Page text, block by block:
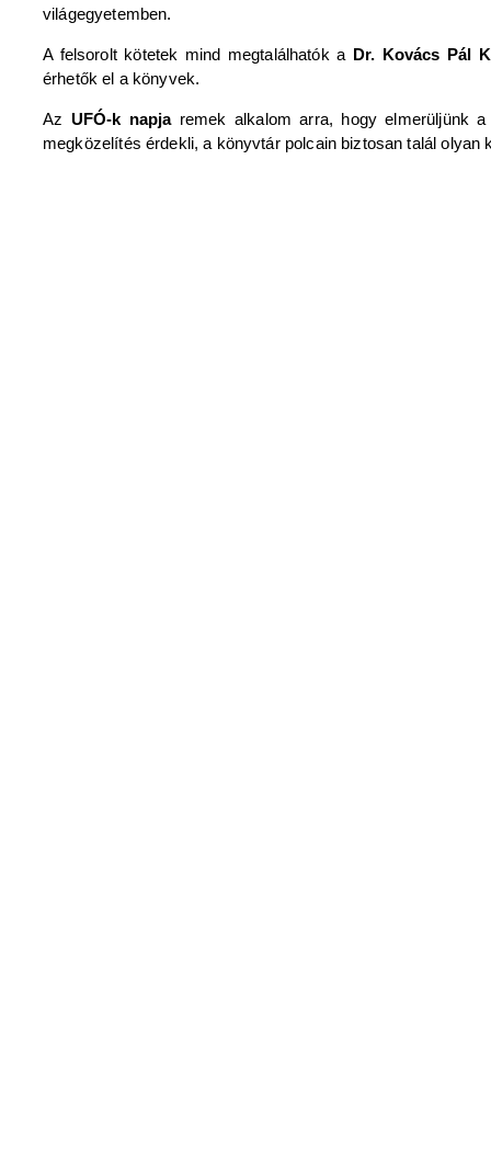
világegyetemben.
A felsorolt kötetek mind megtalálhatók a Dr. Kovács Pál
érhetők el a könyvek.
Az UFÓ-k napja remek alkalom arra, hogy elmerüljünk
megközelítés érdekli, a könyvtár polcain biztosan talál